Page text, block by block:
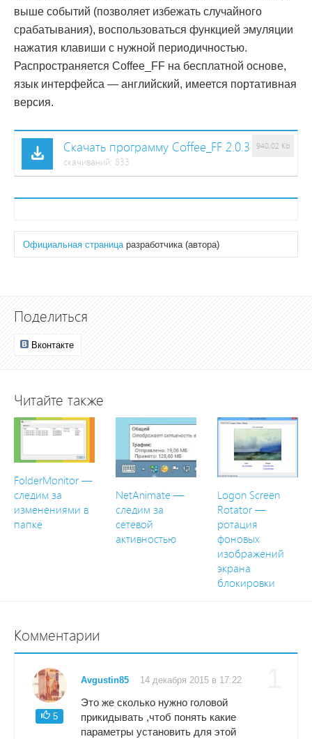
выше событий (позволяет избежать случайного
срабатывания), воспользоваться функцией эмуляции
нажатия клавиши с нужной периодичностью.
Распространяется Coffee_FF на бесплатной основе,
язык интерфейса — английский, имеется портативная
версия.
Скачать программу Coffee_FF 2.0.3
cкачиваний: 833
940,02 Kb
Официальная страница разработчика (автора)
Поделиться
Вконтакте
Читайте также
FolderMonitor —
следим за
изменениями в
папке
NetAnimate —
следим за
сетевой
активностью
Logon Screen
Rotator —
ротация
фоновых
изображений
экрана
блокировки
Комментарии
5
Avgustin85 14 декабря 2015 в 17:22
Это же сколько нужно головой
прикидывать ,чтоб понять какие
параметры установить для этой